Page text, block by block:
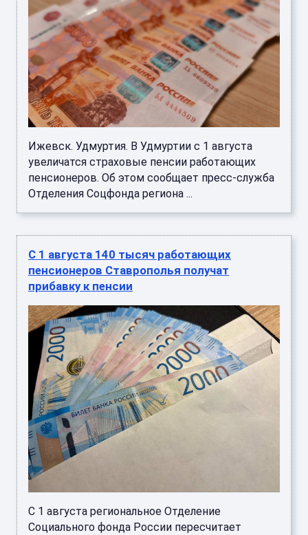
Ижевск. Удмуртия. В Удмуртии с 1 августа
увеличатся страховые пенсии работающих
пенсионеров. Об этом сообщает пресс-служба
Отделения Соцфонда региона ...
С 1 августа 140 тысяч работающих
пенсионеров Ставрополья получат
прибавку к пенсии
С 1 августа региональное Отделение
Социального фонда России пересчитает